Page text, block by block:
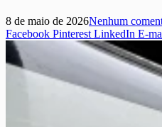
8 de maio de 2026Nenhum
Facebook Pinterest LinkedIn E-